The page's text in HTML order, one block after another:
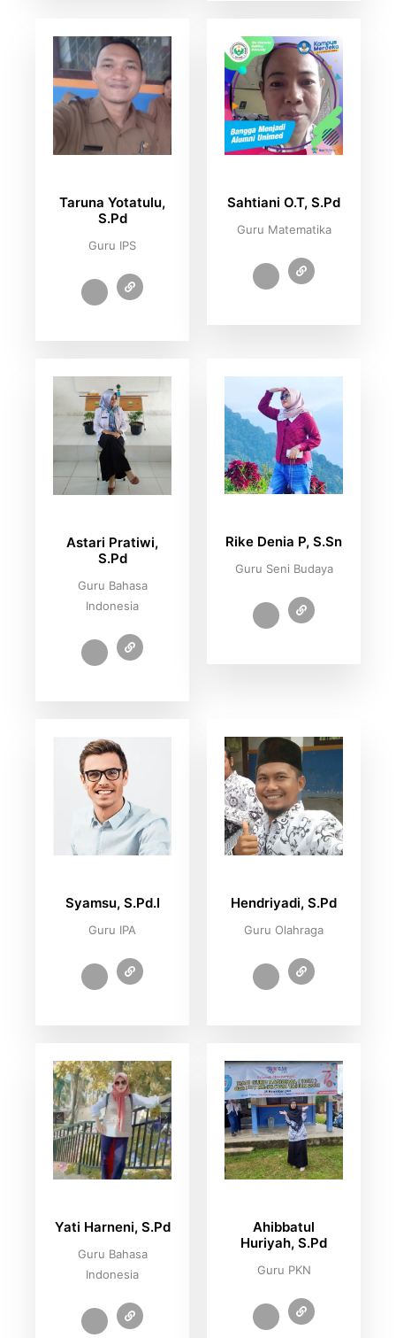
Taruna Yotatulu,
S.Pd
Guru IPS
Sahtiani O.T, S.Pd
Guru Matematika
Astari Pratiwi,
S.Pd
Guru Bahasa
Indonesia
Rike Denia P, S.Sn
Guru Seni Budaya
Syamsu, S.Pd.I
Guru IPA
Hendriyadi, S.Pd
Guru Olahraga
Yati Harneni, S.Pd
Guru Bahasa
Indonesia
Ahibbatul
Huriyah, S.Pd
Guru PKN